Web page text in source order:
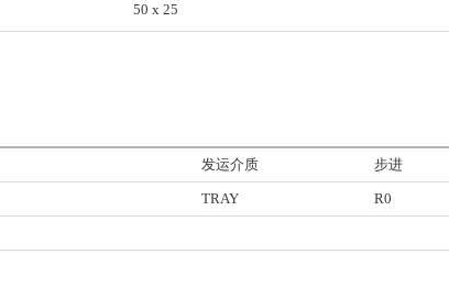
50 x 25
发运介质 步进
TRAY R0